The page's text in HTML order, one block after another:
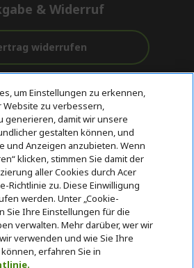
& Widerruf
widerrufen
vor und nach
dem Kauf
Zahlung
Wiederverkäufer und Händler der
die in diesem Shop angeboten
um Einstellungen zu erkennen,
Website zu verbessern,
generieren, damit wir unsere
gestalten können, und
und Anzeigen anzubieten. Wenn
klicken, stimmen Sie damit der
aller Cookies durch Acer
Richtlinie zu. Diese Einwilligung
werden. Unter „Cookie-
Sie Ihre Einstellungen für die
verwalten. Mehr darüber, wer wir
verwenden und wie Sie Ihre
erfahren Sie in